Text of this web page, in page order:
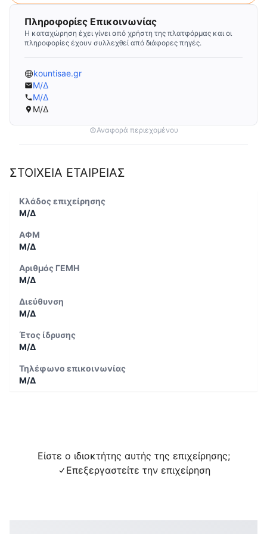
Πληροφορίες Επικοινωνίας
Η καταχώρηση έχει γίνει από χρήστη της πλατφόρμας και οι
πληροφορίες έχουν συλλεχθεί από διάφορες πηγές.
kountisae.gr
Μ/Δ
Μ/Δ
Μ/Δ
Αναφορά περιεχομένου
ΣΤΟΙΧΕΙΑ ΕΤΑΙΡΕΙΑΣ
Κλάδος επιχείρησης
Μ/Δ
ΑΦΜ
Μ/Δ
Αριθμός ΓΕΜΗ
Μ/Δ
Διεύθυνση
Μ/Δ
Έτος ίδρυσης
Μ/Δ
Τηλέφωνο επικοινωνίας
Μ/Δ
Είστε ο ιδιοκτήτης αυτής της επιχείρησης;
Επεξεργαστείτε την επιχείρηση